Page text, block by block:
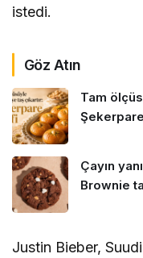
istedi.
Göz Atın
Tam
Çayın
Brownie
Justin Bieber,